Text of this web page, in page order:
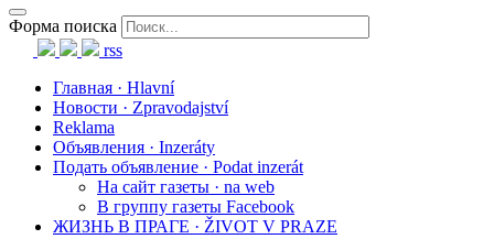
Форма поиска
rss
Главная · Hlavní
Новости · Zpravodajství
Reklama
Объявления · Inzeráty
Подать объявление · Podat inzerát
На сайт газеты · na web
В группу газеты Facebook
ЖИЗНЬ В ПРАГЕ · ŽIVOT V PRAZE